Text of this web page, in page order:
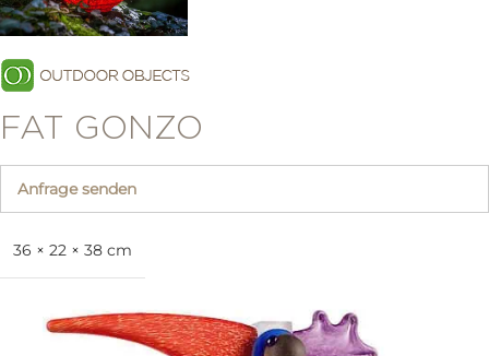
FAT GONZO
Anfrage senden
36 × 22 × 38 cm